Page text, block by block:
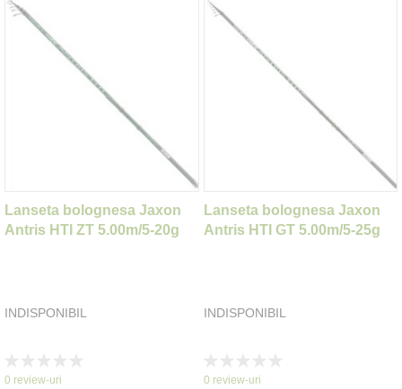
Lanseta bolognesa Jaxon
Antris HTI ZT 5.00m/5-20g
INDISPONIBIL
0%
0 review-uri
Lanseta bolognesa Jaxon
Antris HTI GT 5.00m/5-25g
INDISPONIBIL
0%
0 review-uri